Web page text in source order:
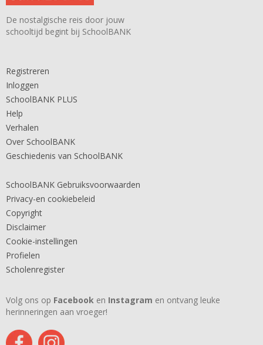
De nostalgische reis door jouw
schooltijd begint bij SchoolBANK
Registreren
Inloggen
SchoolBANK PLUS
Help
Verhalen
Over SchoolBANK
Geschiedenis van SchoolBANK
SchoolBANK Gebruiksvoorwaarden
Privacy-en cookiebeleid
Copyright
Disclaimer
Cookie-instellingen
Profielen
Scholenregister
Volg ons op Facebook en Instagram en ontvang leuke
herinneringen aan vroeger!